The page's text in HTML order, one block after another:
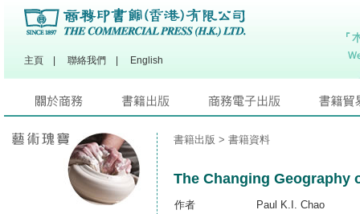
主頁 聯絡我們 English
書籍出版 > 書籍資料
The Changing Geography
作者
Paul K.I. Chao